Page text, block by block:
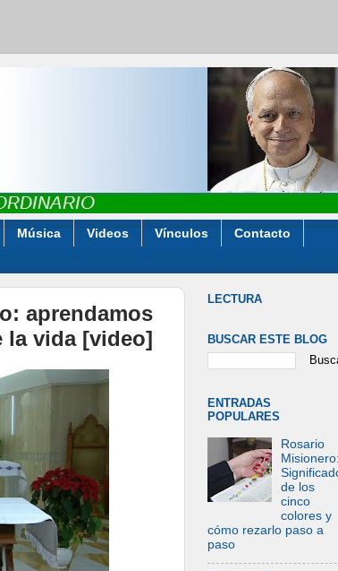
Música Videos Vínculos
Contacto
aprendamos
la vida [video]
LECTURA
BUSCAR ESTE BLOG
ENTRADAS
POPULARES
Rosario
Misionero:
de los
cinco
colores y
cómo rezarlo paso a
paso